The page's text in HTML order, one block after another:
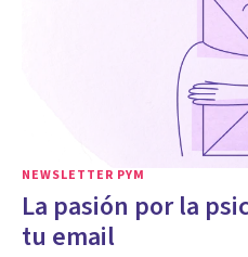
NEWSLETTER PYM
La pasión por la
tu email